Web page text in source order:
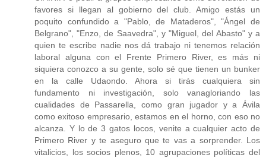
favores si llegan al gobierno del club. Amigo estás un
poquito confundido a "Pablo, de Mataderos", "Ángel de
Belgrano", "Enzo, de Saavedra", y "Miguel, del Abasto" y a
quien te escribe nadie nos dá trabajo ni tenemos relación
laboral alguna con el Frente Primero River, es más ni
siquiera conozco a su gente, solo sé que tienen un bunker
en la calle Udaondo. Ahora si tirás cualquiera sin
fundamento ni investigación, solo vanagloriando las
cualidades de Passarella, como gran jugador y a Ávila
como exitoso empresario, estamos en el horno, con eso no
alcanza. Y lo de 3 gatos locos, venite a cualquier acto de
Primero River y te aseguro que te vas a sorprender. Los
vitalicios, los socios plenos, 10 agrupaciones políticas del